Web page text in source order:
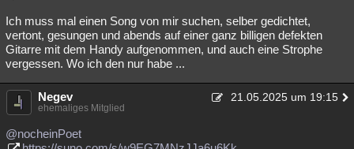
Ich muss mal einen Song von mir suchen, selber gedichtet,
vertont, gesungen und abends auf einer ganz billigen defekten
Gitarre mit dem Handy aufgenommen, und auch eine Strophe
vergessen. Wo ich den nur habe ...
Negev 21.05.2025 um 19:15
ehemaliges Mitglied
@nocheinPoet